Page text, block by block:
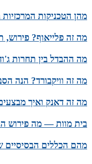
מהן הטכניקות המרכזיות
מה זה פלייאוף? פירוש,
מה ההבדל בין תחרות
מה זה וויקבורד? הנה
מה זה דאנק ואיך
בית מוות — מה פירוש
מהם הכללים